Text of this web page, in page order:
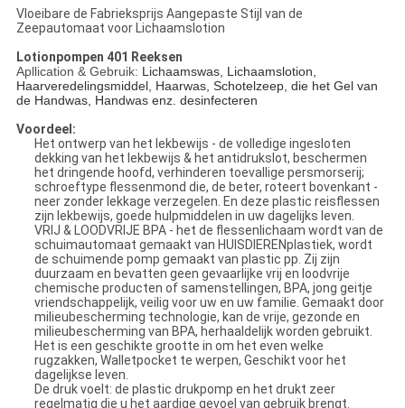
Vloeibare de Fabrieksprijs Aangepaste Stijl van de
Zeepautomaat voor Lichaamslotion
Lotionpompen 401 Reeksen
Apllication & Gebruik: Lichaamswas, Lichaamslotion,
Haarveredelingsmiddel, Haarwas, Schotelzeep, die het Gel van
de Handwas, Handwas enz. desinfecteren
Voordeel:
Het ontwerp van het lekbewijs - de volledige ingesloten
dekking van het lekbewijs & het antidrukslot, beschermen
het dringende hoofd, verhinderen toevallige persmorserij;
schroeftype flessenmond die, de beter, roteert bovenkant -
neer zonder lekkage verzegelen. En deze plastic reisflessen
zijn lekbewijs, goede hulpmiddelen in uw dagelijks leven.
VRIJ & LOODVRIJE BPA - het de flessenlichaam wordt van de
schuimautomaat gemaakt van HUISDIERENplastiek, wordt
de schuimende pomp gemaakt van plastic pp. Zij zijn
duurzaam en bevatten geen gevaarlijke vrij en loodvrije
chemische producten of samenstellingen, BPA, jong geitje
vriendschappelijk, veilig voor uw en uw familie. Gemaakt door
milieubescherming technologie, kan de vrije, gezonde en
milieubescherming van BPA, herhaaldelijk worden gebruikt.
Het is een geschikte grootte in om het even welke
rugzakken, Walletpocket te werpen, Geschikt voor het
dagelijkse leven.
De druk voelt: de plastic drukpomp en het drukt zeer
regelmatig die u het aardige gevoel van gebruik brengt.